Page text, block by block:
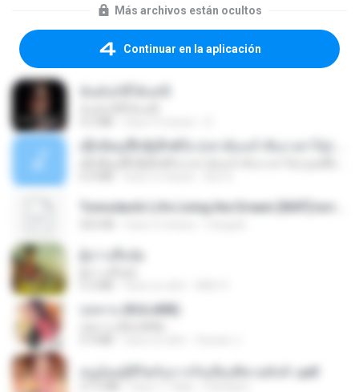
Más archivos están ocultos
Continuar en la aplicación
กุหลาบ (KULARB)
หนูน้อยสู้ชีวิตกับภารกิจเลี้ยงพี่ชายทั้งห้า.pdf